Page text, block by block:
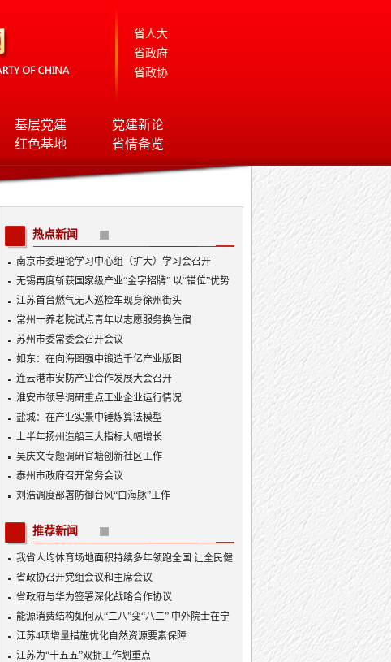
省人大
省政府
省政协
基层党建
党建新论
红色基地 省情备览
热点新闻
南京市委理论学习中心组（扩大）学习会召开
无锡再度斩获国家级产业“金字招牌” 以“错位”优势
入局AI顶层赛道
江苏首台燃气无人巡检车现身徐州街头
常州一养老院试点青年以志愿服务换住宿
苏州市委常委会召开会议
如东：在向海图强中锻造千亿产业版图
连云港市安防产业合作发展大会召开
淮安市领导调研重点工业企业运行情况
盐城：在产业实景中锤炼算法模型
上半年扬州造船三大指标大幅增长
吴庆文专题调研官塘创新社区工作
泰州市政府召开常务会议
刘浩调度部署防御台风“白海豚”工作
推荐新闻
我省人均体育场地面积持续多年领跑全国 让全民健
身融入日常成为风尚
省政协召开党组会议和主席会议
省政府与华为签署深化战略合作协议
能源消费结构如何从“二八”变“八二” 中外院士在宁
探讨新型能源体系建设
江苏4项增量措施优化自然资源要素保障
江苏为“十五五”双拥工作划重点